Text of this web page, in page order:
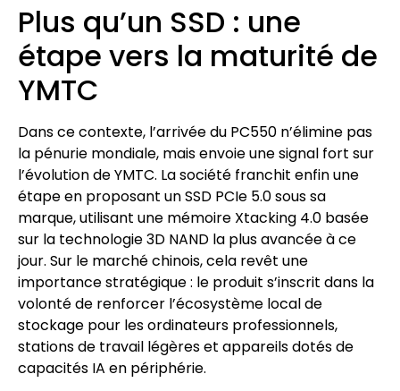
Plus qu’un SSD : une
étape vers la maturité de
YMTC
Dans ce contexte, l’arrivée du PC550 n’élimine pas
la pénurie mondiale, mais envoie une signal fort sur
l’évolution de YMTC. La société franchit enfin une
étape en proposant un SSD PCIe 5.0 sous sa
marque, utilisant une mémoire Xtacking 4.0 basée
sur la technologie 3D NAND la plus avancée à ce
jour. Sur le marché chinois, cela revêt une
importance stratégique : le produit s’inscrit dans la
volonté de renforcer l’écosystème local de
stockage pour les ordinateurs professionnels,
stations de travail légères et appareils dotés de
capacités IA en périphérie.